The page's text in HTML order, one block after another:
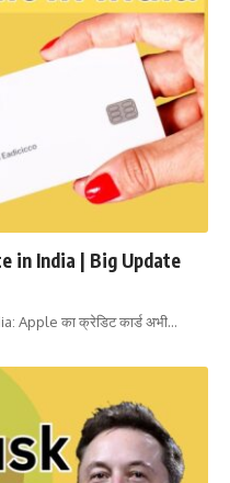
in India | Big Update
Apple का क्रेडिट कार्ड अभी…